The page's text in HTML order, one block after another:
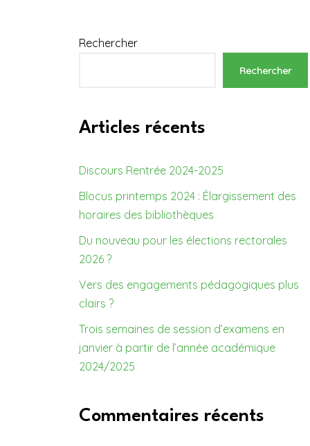
Rechercher
Rechercher
Articles récents
Discours Rentrée 2024-2025
Blocus printemps 2024 : Élargissement des
horaires des bibliothèques
Du nouveau pour les élections rectorales
2026 ?
Vers des engagements pédagogiques plus
clairs ?
Trois semaines de session d’examens en
janvier à partir de l’année académique
2024/2025
Commentaires récents